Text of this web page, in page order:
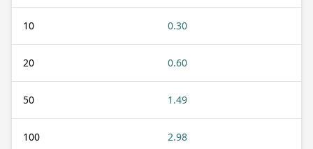
10 0.30
20 0.60
50 1.49
100 2.98